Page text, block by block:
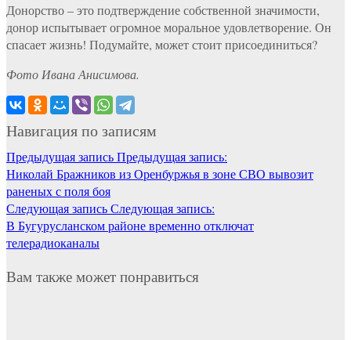
Донорство – это подтверждение собственной значимости,
донор испытывает огромное моральное удовлетворение. Он
спасает жизнь! Подумайте, может стоит присоединиться?
Фото Ивана Анисимова.
Навигация по записям
Предыдущая записьПредыдущая запись:
Николай Бражников из Оренбуржья в зоне СВО вывозит
раненых с поля боя
Следующая записьСледующая запись:
В Бугурусланском районе временно отключат
телерадиоканалы
Вам также может понравиться